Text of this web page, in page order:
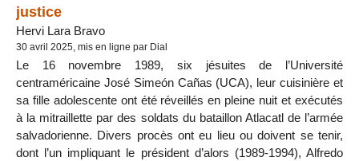
justice
Hervi Lara Bravo
30 avril 2025, mis en ligne par Dial
Le 16 novembre 1989, six jésuites de l’Université
centraméricaine José Simeón Cañas (UCA), leur cuisinière et
sa fille adolescente ont été réveillés en pleine nuit et exécutés
à la mitraillette par des soldats du bataillon Atlacatl de l’armée
salvadorienne. Divers procès ont eu lieu ou doivent se tenir,
dont l’un impliquant le président d’alors (1989-1994), Alfredo